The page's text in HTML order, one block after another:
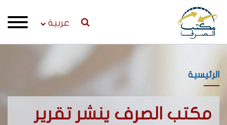
عربية
الرئيسية
مكتب الصرف ينشر تقرير